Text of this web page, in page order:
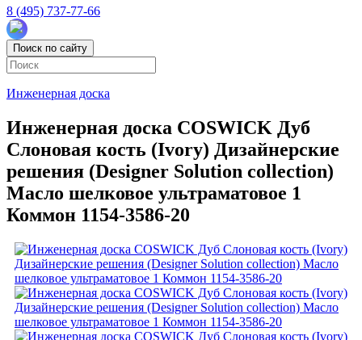
8 (495) 737-77-66
Поиск по сайту
Инженерная доска
Инженерная доска COSWICK Дуб
Слоновая кость (Ivory) Дизайнерские
решения (Designer Solution collection)
Масло шелковое ультраматовое 1
Коммон 1154-3586-20